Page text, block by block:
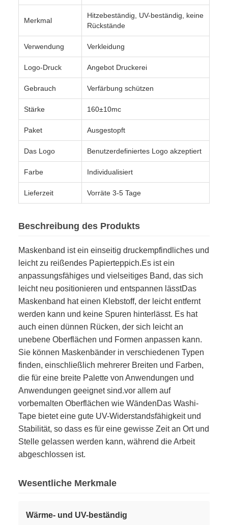
Merkmal
Hitzebeständig, UV-beständig, keine
Rückstände
Verwendung Verkleidung
Logo-Druck Angebot Druckerei
Gebrauch Verfärbung schützen
Stärke 160±10mc
Paket Ausgestopft
Das Logo Benutzerdefiniertes Logo akzeptiert
Farbe Individualisiert
Lieferzeit Vorräte 3-5 Tage
Beschreibung des Produkts
Maskenband ist ein einseitig druckempfindliches und
leicht zu reißendes Papierteppich.Es ist ein
anpassungsfähiges und vielseitiges Band, das sich
leicht neu positionieren und entspannen lässtDas
Maskenband hat einen Klebstoff, der leicht entfernt
werden kann und keine Spuren hinterlässt. Es hat
auch einen dünnen Rücken, der sich leicht an
unebene Oberflächen und Formen anpassen kann.
Sie können Maskenbänder in verschiedenen Typen
finden, einschließlich mehrerer Breiten und Farben,
die für eine breite Palette von Anwendungen und
Anwendungen geeignet sind.vor allem auf
vorbemalten Oberflächen wie WändenDas Washi-
Tape bietet eine gute UV-Widerstandsfähigkeit und
Stabilität, so dass es für eine gewisse Zeit an Ort und
Stelle gelassen werden kann, während die Arbeit
abgeschlossen ist.
Wesentliche Merkmale
Wärme- und UV-beständig